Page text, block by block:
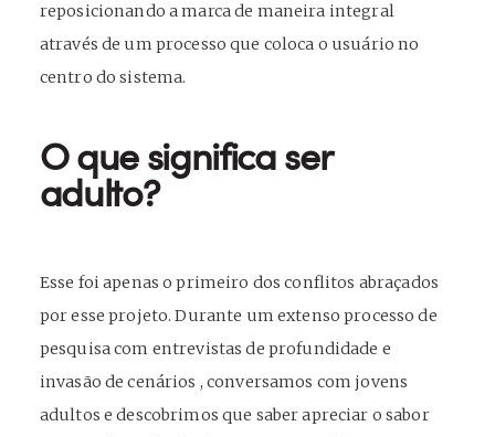
reposicionando a marca de maneira integral
através de um processo que coloca o usuário no
centro do sistema.
O que significa ser
adulto?
Esse foi apenas o primeiro dos conflitos abraçados
por esse projeto. Durante um extenso processo de
pesquisa com entrevistas de profundidade e
invasão de cenários , conversamos com jovens
adultos e descobrimos que saber apreciar o sabor